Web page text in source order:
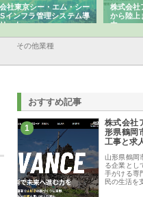
京シー・エム・シー
ラ管理システム導
株式会社アク
から陸上まで
由
その他業種
おすすめ記事
1
株式会社
形県鶴岡
工事と求
山形県鶴岡
る企業とし
手がける専
民の生活を